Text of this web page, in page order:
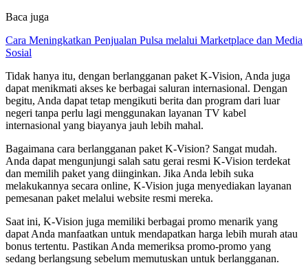
Baca juga
Cara Meningkatkan Penjualan Pulsa melalui Marketplace dan Media
Sosial
Tidak hanya itu, dengan berlangganan paket K-Vision, Anda juga
dapat menikmati akses ke berbagai saluran internasional. Dengan
begitu, Anda dapat tetap mengikuti berita dan program dari luar
negeri tanpa perlu lagi menggunakan layanan TV kabel
internasional yang biayanya jauh lebih mahal.
Bagaimana cara berlangganan paket K-Vision? Sangat mudah.
Anda dapat mengunjungi salah satu gerai resmi K-Vision terdekat
dan memilih paket yang diinginkan. Jika Anda lebih suka
melakukannya secara online, K-Vision juga menyediakan layanan
pemesanan paket melalui website resmi mereka.
Saat ini, K-Vision juga memiliki berbagai promo menarik yang
dapat Anda manfaatkan untuk mendapatkan harga lebih murah atau
bonus tertentu. Pastikan Anda memeriksa promo-promo yang
sedang berlangsung sebelum memutuskan untuk berlangganan.